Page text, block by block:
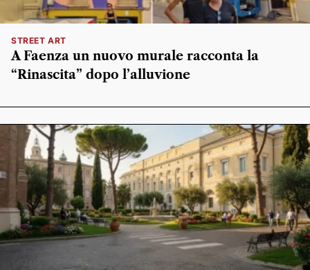
STREET ART
A Faenza un nuovo murale racconta la
“Rinascita” dopo l’alluvione